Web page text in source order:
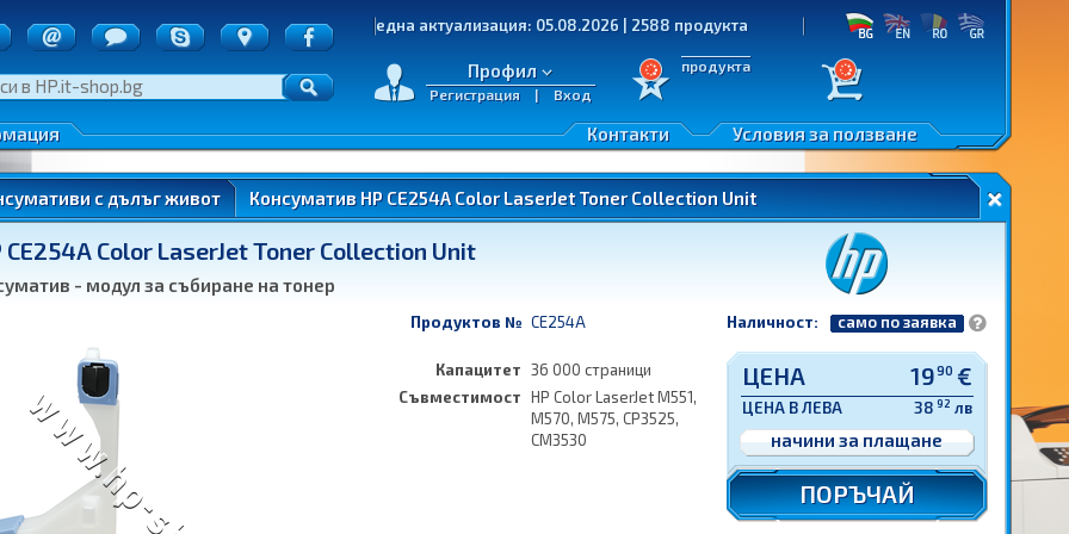
Последна актуализация: 05.08.2026 | 2588 продукта
Профил
Регистрация| Вход
продукта
на пратките
по ОП ИК
Условия за ползване
Контакти
с дълъг живот Консуматив HP CE254A Color LaserJet Toner Collection Unit
Color LaserJet Toner Collection Unit
- модул за събиране на тонер
Продуктов № CE254A
Капацитет 36 000 страници
Съвместимост HP Color LaserJet M551,
M570, M575, CP3525,
CM3530
Наличност: само по заявка
ЦЕНА 1990 €
ЦЕНА В ЛЕВА 38 92 лв
начини за плащане
ПОРЪЧАЙ